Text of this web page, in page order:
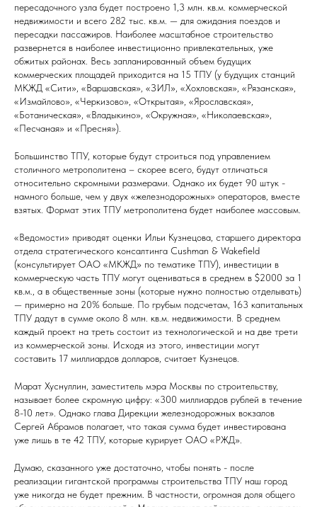
пересадочного узла будет построено 1,3 млн. кв.м. коммерческой
недвижимости и всего 282 тыс. кв.м. — для ожидания поездов и
пересадки пассажиров. Наиболее масштабное строительство
развернется в наиболее инвестиционно привлекательных, уже
обжитых районах. Весь запланированный объем будущих
коммерческих площадей приходится на 15 ТПУ (у будущих станций
МКЖД «Сити», «Варшавская», «ЗИЛ», «Хохловская», «Рязанская»,
«Измайлово», «Черкизово», «Открытая», «Ярославская»,
«Ботаническая», «Владыкино», «Окружная», «Николаевская»,
«Песчаная» и «Пресня»).
Большинство ТПУ, которые будут строиться под управлением
столичного метрополитена – скорее всего, будут отличаться
относительно скромными размерами. Однако их будет 90 штук -
намного больше, чем у двух «железнодорожных» операторов, вместе
взятых. Формат этих ТПУ метрополитена будет наиболее массовым.
«Ведомости» приводят оценки Ильи Кузнецова, старшего директора
отдела стратегического консалтинга Cushman & Wakefield
(консультирует ОАО «МКЖД» по тематике ТПУ), инвестиции в
коммерческую часть ТПУ могут оцениваться в среднем в $2000 за 1
кв.м., а в общественные зоны (которые нужно полностью отделывать)
— примерно на 20% больше. По грубым подсчетам, 163 капитальных
ТПУ дадут в сумме около 8 млн. кв.м. недвижимости. В среднем
каждый проект на треть состоит из технологической и на две трети
из коммерческой зоны. Исходя из этого, инвестиции могут
составить 17 миллиардов долларов, считает Кузнецов.
Марат Хуснуллин, заместитель мэра Москвы по строительству,
называет более скромную цифру: «300 миллиардов рублей в течение
8-10 лет». Однако глава Дирекции железнодорожных вокзалов
Сергей Абрамов полагает, что такая сумма будет инвестирована
уже лишь в те 42 ТПУ, которые курирует ОАО «РЖД».
Думаю, сказанного уже достаточно, чтобы понять - после
реализации гигантской программы строительства ТПУ наш город
уже никогда не будет прежним. В частности, огромная доля общего